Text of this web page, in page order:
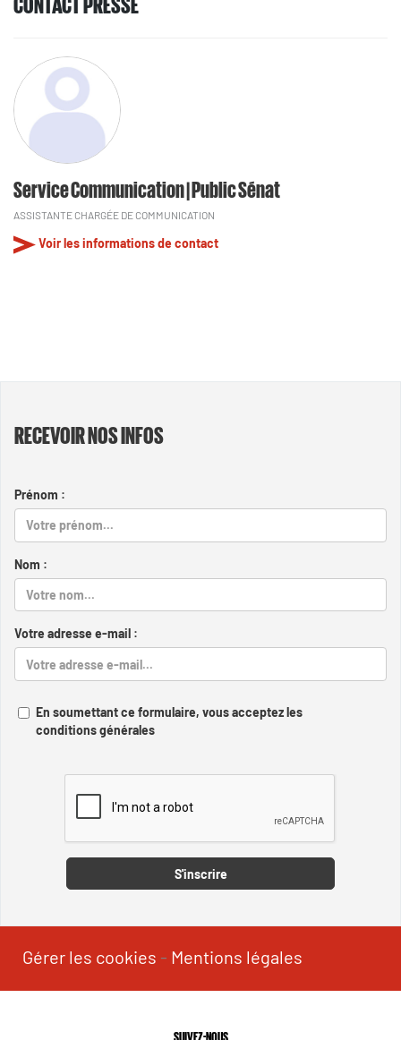
Service Communication | Public Sénat
ASSISTANTE CHARGÉE DE COMMUNICATION
Voir les informations de contact
RECEVOIR NOS INFOS
Prénom :
Nom :
Votre adresse e-mail :
En soumettant ce formulaire, vous acceptez les
conditions générales
S'inscrire
Gérer les cookies - Mentions légales
SUIVEZ-NOUS